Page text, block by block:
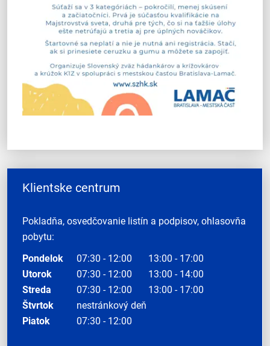
Klientske centrum
Pokladňa, osvedčovanie listín a podpisov, ohlasovňa
pobytu:
Pondelok
07:30 - 12:00
13:00 - 17:00
Utorok
07:30 - 12:00
13:00 - 14:00
Streda
07:30 - 12:00
13:00 - 17:00
Štvrtok
nestránkový deň
Piatok
07:30 - 12:00